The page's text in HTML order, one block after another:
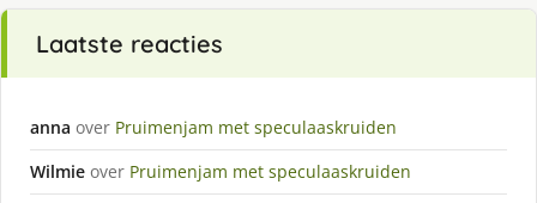
Laatste reacties
anna over Pruimenjam met speculaaskruiden
Wilmie over Pruimenjam met speculaaskruiden